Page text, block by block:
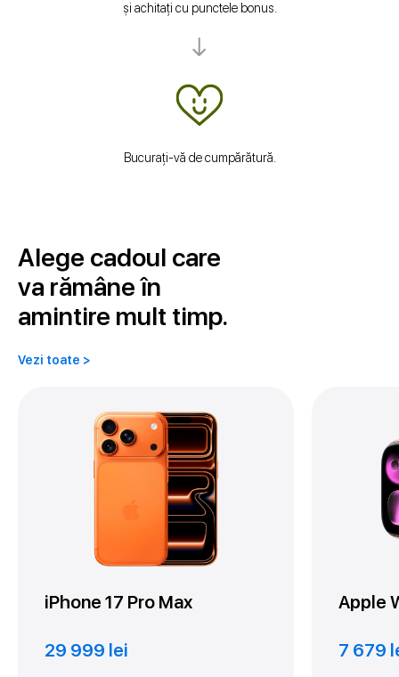
și achitați cu punctele bonus.
Bucurați-vă de cumpărătură.
Vezi toate >
Alege cadoul care
va rămâne în
amintire mult timp.
7 679
Apple
29 999 lei
iPhone 17 Pro Max